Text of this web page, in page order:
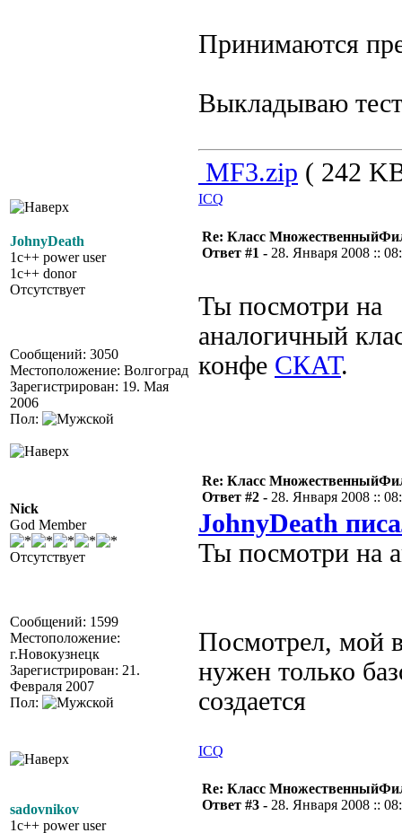
Принимаются
Выкладываю
MF3.zip ( 242
ICQ
JohnyDeath
1c++ power user
1c++ donor
Отсутствует
Сообщений: 3050
Местоположение: Волгоград
Зарегистрирован: 19. Мая
2006
Пол:
Re: Класс
Ответ #1 - 28. Января 2008 ::
Ты посмотри на
аналогичный
конфе СКАТ.
Nick
God Member
Отсутствует
Сообщений: 1599
Местоположение:
г.Новокузнецк
Зарегистрирован: 21.
Февраля 2007
Пол:
Re: Класс
Ответ #2 - 28. Января 2008 ::
JohnyDeath
Ты посмотри на
Посмотрел, мой
нужен только
создается
ICQ
sadovnikov
1c++ power user
Re: Класс
Ответ #3 - 28. Января 2008 ::